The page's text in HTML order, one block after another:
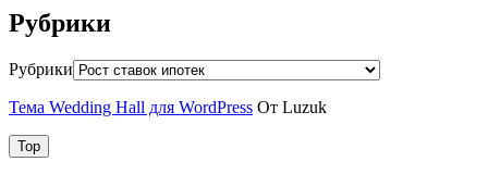
Рубрики
Рубрики
Тема Wedding Hall для WordPress От Luzuk
Top